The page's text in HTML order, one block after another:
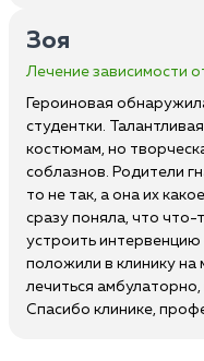
Зоя
Лечение зависимости
Героиновая
студентки.
костюмам, но
соблазнов. Родители
то не так, а она их
сразу поняла, что что-
устроить интервенцию
положили в клинику на
лечиться
Спасибо клинике,